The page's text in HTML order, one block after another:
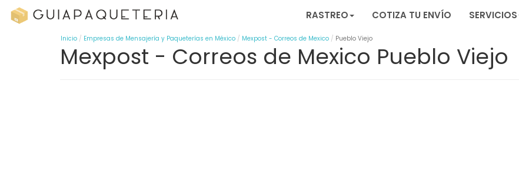
RASTREO COTIZA TU ENVÍO SERVICIOS
Inicio Empresas de Mensajería y Paqueterías en México Mexpost - Correos de Mexico Pueblo Viejo
Mexpost - Correos de Mexico Pueblo Viejo